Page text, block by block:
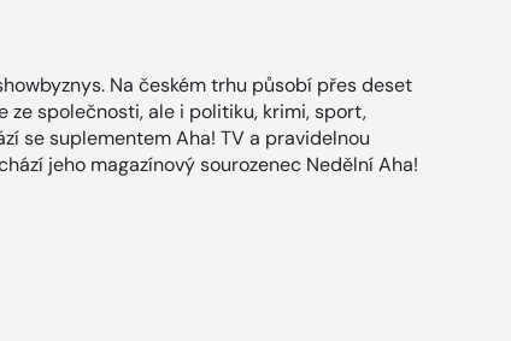
Na českém trhu působí přes deset
ze společnosti, ale i politiku, krimi, sport,
se suplementem Aha! TV a pravidelnou
jeho magazínový sourozenec Nedělní Aha!